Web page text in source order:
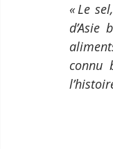
« Le
d’Asie
connu